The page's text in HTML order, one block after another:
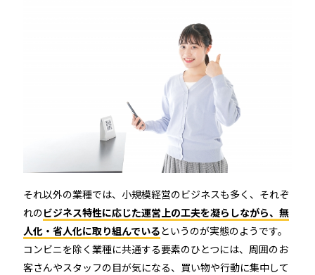
それ以外の業種では、小規模経営のビジネスも多く、それぞ
れのビジネス特性に応じた運営上の工夫を凝らしながら、無
人化・省人化に取り組んでいるというのが実態のようです。
コンビニを除く業種に共通する要素のひとつには、周囲のお
客さんやスタッフの目が気になる、買い物や行動に集中して